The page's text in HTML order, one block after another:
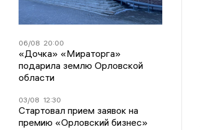
06/08 20:00
«Дочка» «Мираторга»
подарила землю Орловской
области
03/08 12:30
Стартовал прием заявок на
премию «Орловский бизнес»